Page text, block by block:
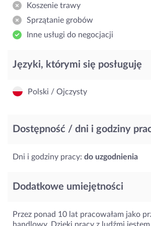
Koszenie trawy
Sprzątanie grobów
Inne usługi do negocjacji
Języki, którymi się posługuję
Polski / Ojczysty
Dostępność / dni i godziny
Dni i godziny pracy: do uzgodnienia
Dodatkowe umiejętności
Przez ponad 10 lat pracowałam jako
handlowy. Dzięki pracy z ludźmi